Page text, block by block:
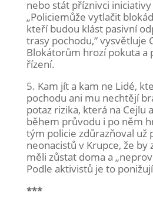
nebo stát příznivci
„Policiemůže vytlačit
kteří budou klást pasivní
trasy pochodu,“ vysvětluje
Blokátorům hrozí pokuta a
řízení.
5. Kam jít a kam ne Lidé,
pochodu ani mu nechtějí
potaz rizika, která na Cejlu
během průvodu i po něm
tým policie zdůrazňoval už
neonacistů v Krupce, že by
měli zůstat doma a
Podle aktivistů je to
***